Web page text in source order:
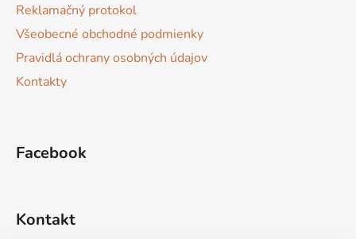
Reklamačný protokol
Všeobecné obchodné podmienky
Pravidlá ochrany osobných údajov
Kontakty
Facebook
Kontakt